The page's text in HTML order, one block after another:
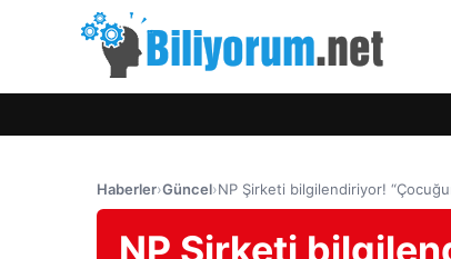
Haberler›Güncel›NP Şirketi bilgilendiriyor!
NP Şirketi